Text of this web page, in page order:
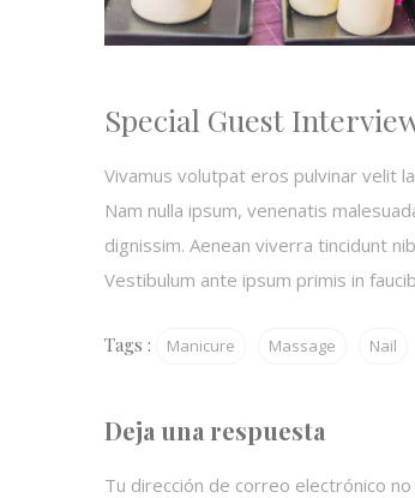
Special Guest
Vivamus volutpat eros pulvinar velit
Nam nulla ipsum, venenatis
dignissim. Aenean viverra tincidunt
Vestibulum ante ipsum primis in
Tags : Manicure Massage Nail
Deja una respuesta
Tu dirección de correo electrónico no